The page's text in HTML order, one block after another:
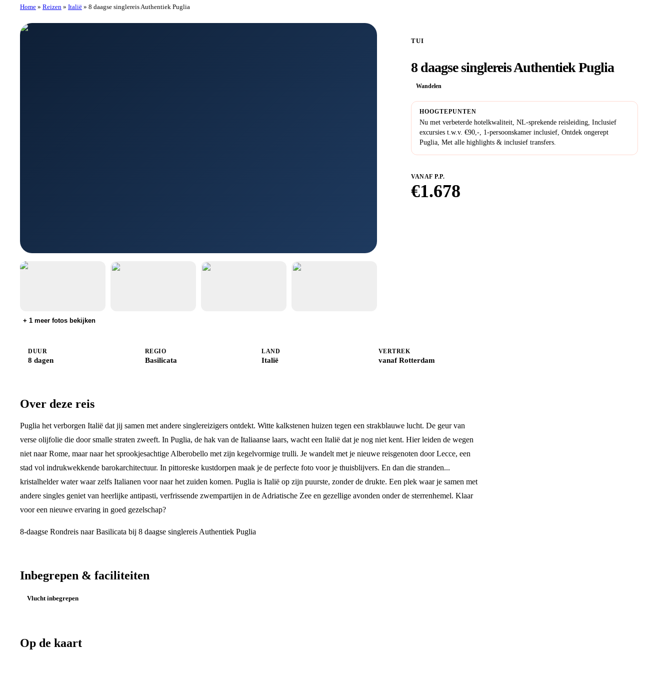
Home » Reizen » Italië » 8 daagse singlereis Authentiek Puglia
+ 1 meer fotos bekijken
TUI
8 daagse singlereis Authentiek Puglia
Wandelen
HOOGTEPUNTEN
Nu met verbeterde hotelkwaliteit, NL-sprekende reisleiding, Inclusief
excursies t.w.v. €90,-, 1-persoonskamer inclusief, Ontdek ongerept
Puglia, Met alle highlights & inclusief transfers.
VANAF P.P.
€1.678
DUUR
8 dagen
REGIO
Basilicata
LAND
Italië
VERTREK
vanaf Rotterdam
Over deze reis
Puglia het verborgen Italië dat jij samen met andere singlereizigers ontdekt. Witte kalkstenen huizen tegen een strakblauwe lucht. De geur van
verse olijfolie die door smalle straten zweeft. In Puglia, de hak van de Italiaanse laars, wacht een Italië dat je nog niet kent. Hier leiden de wegen
niet naar Rome, maar naar het sprookjesachtige Alberobello met zijn kegelvormige trulli. Je wandelt met je nieuwe reisgenoten door Lecce, een
stad vol indrukwekkende barokarchitectuur. In pittoreske kustdorpen maak je de perfecte foto voor je thuisblijvers. En dan die stranden...
kristalhelder water waar zelfs Italianen voor naar het zuiden komen. Puglia is Italië op zijn puurste, zonder de drukte. Een plek waar je samen met
andere singles geniet van heerlijke antipasti, verfrissende zwempartijen in de Adriatische Zee en gezellige avonden onder de sterrenhemel. Klaar
voor een nieuwe ervaring in goed gezelschap?
8-daagse Rondreis naar Basilicata bij 8 daagse singlereis Authentiek Puglia
Inbegrepen & faciliteiten
Vlucht inbegrepen
Op de kaart